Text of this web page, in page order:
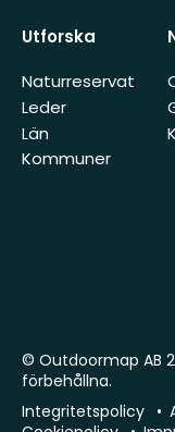
Utforska
Naturreservat
Leder
Län
Kommuner
© Outdoormap AB
förbehållna.
Integritetspolicy